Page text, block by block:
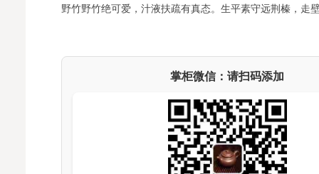
野竹野竹绝可爱，汁液扶疏有真态。生平素守远荆榛，走
掌柜微信：请扫码添加